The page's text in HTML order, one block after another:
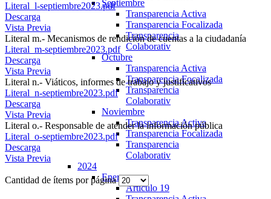
Septiembre
Transparencia Activa
Transparencia Focalizada
Transparencia
Colaborativ
Octubre
Transparencia Activa
Transparencia Focalizada
Transparencia
Colaborativ
Noviembre
Transparencia Activa
Transparencia Focalizada
Transparencia
Colaborativ
2024
Enero
Articulo 19
Literal_l-septiembre2023.pdf
Descarga
Vista Previa
Literal m.- Mecanismos de rendición de cuentas a la ciudadanía
Literal_m-septiembre2023.pdf
Descarga
Vista Previa
Literal n.- Viáticos, informes de trabajo y justificativos
Literal_n-septiembre2023.pdf
Descarga
Vista Previa
Literal o.- Responsable de atender la información pública
Literal_o-septiembre2023.pdf
Descarga
Vista Previa
Cantidad de ítems por página